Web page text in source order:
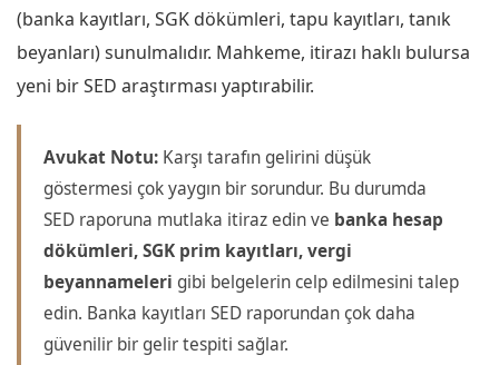
(banka kayıtları, SGK dökümleri, tapu kayıtları, tanık
beyanları) sunulmalıdır. Mahkeme, itirazı haklı bulursa
yeni bir SED araştırması yaptırabilir.
Avukat Notu: Karşı tarafın gelirini düşük
göstermesi çok yaygın bir sorundur. Bu durumda
SED raporuna mutlaka itiraz edin ve banka hesap
dökümleri, SGK prim kayıtları, vergi
beyannameleri gibi belgelerin celp edilmesini talep
edin. Banka kayıtları SED raporundan çok daha
güvenilir bir gelir tespiti sağlar.